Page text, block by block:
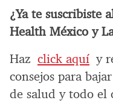
¿Ya te suscribiste
Health México y
Haz click aquí y
consejos para
de salud y todo el